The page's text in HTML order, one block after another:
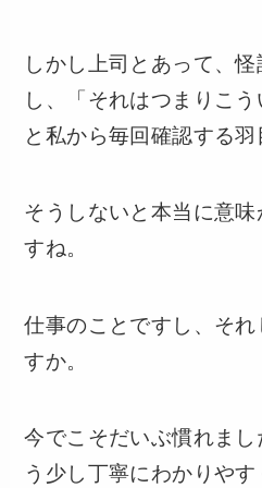
しかし上司とあって、
し、「それはつまりこう
と私から毎回確認する羽
そうしないと本当に意
すね。
仕事のことですし、そ
すか。
今でこそだいぶ慣れま
う少し丁寧にわかりや